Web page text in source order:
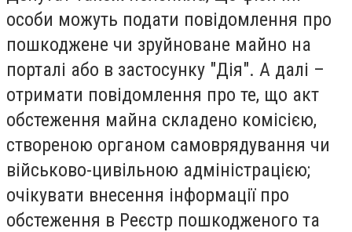
особи можуть подати повідомлення про
пошкоджене чи зруйноване майно на
порталі або в застосунку "Дія". А далі –
отримати повідомлення про те, що акт
обстеження майна складено комісією,
створеною органом самоврядування чи
військово-цивільною адміністрацією;
очікувати внесення інформації про
обстеження в Реєстр пошкодженого та